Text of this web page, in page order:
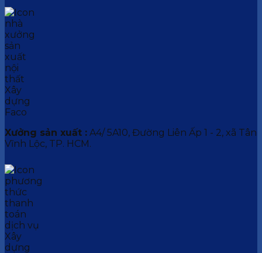
Xưởng sản xuất : A4/ 5A10, Đường Liên Ấp 1 - 2, xã Tân
Vĩnh Lộc, TP. HCM.